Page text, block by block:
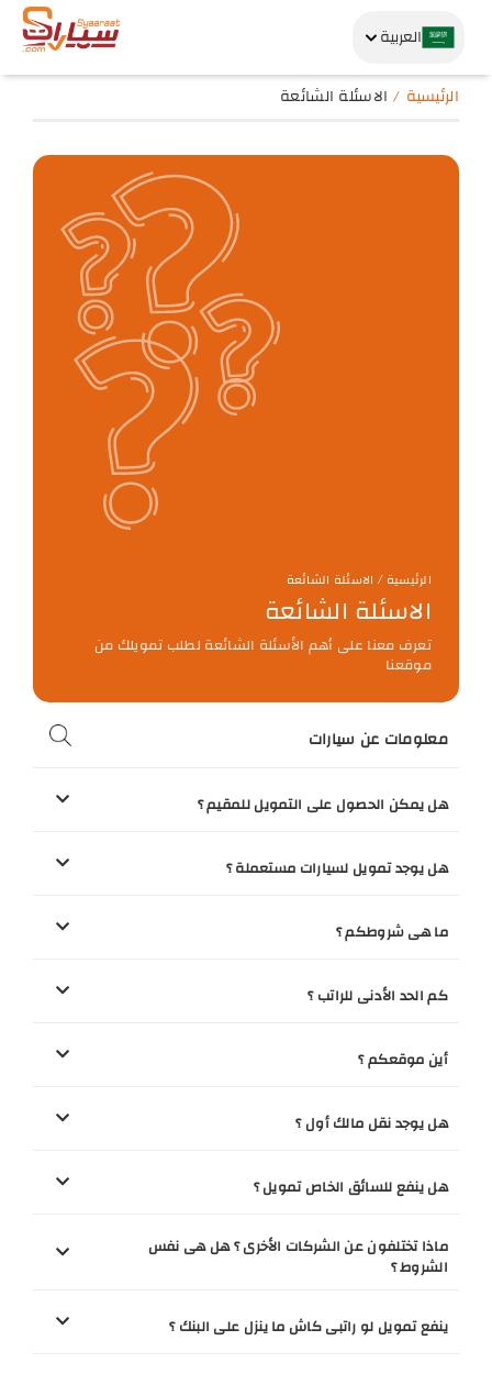
العربية
الرئيسية الاسئلة الشائعة
الرئيسية / الاسئلة الشائعة
الاسئلة الشائعة
تعرف معنا على أهم الأسئلة الشائعة لطلب تمويلك من
موقعنا
معلومات عن سيارات
هل يمكن الحصول على التمويل للمقيم ؟
هل يوجد تمويل لسيارات مستعملة ؟
ما هى شروطكم ؟
كم الحد الأدنى للراتب ؟
أين موقعكم ؟
هل يوجد نقل مالك أول ؟
هل ينفع للسائق الخاص تمويل ؟
ماذا تختلفون عن الشركات الأخرى ؟ هل هى نفس
الشروط ؟
ينفع تمويل لو راتبى كاش ما ينزل على البنك ؟